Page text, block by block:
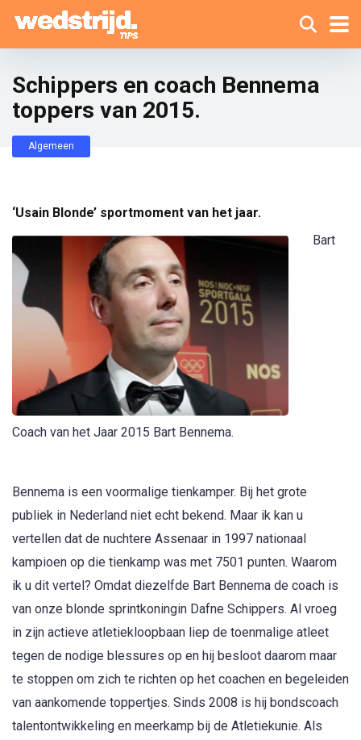
Schippers en coach Bennema
toppers van 2015.
Algemeen
‘Usain Blonde’ sportmoment van het jaar.
Coach van het Jaar 2015 Bart Bennema.
Bart
Bennema is een voormalige tienkamper. Bij het grote
publiek in Nederland niet echt bekend. Maar ik kan u
vertellen dat de nuchtere Assenaar in 1997 nationaal
kampioen op die tienkamp was met 7501 punten. Waarom
ik u dit vertel? Omdat diezelfde Bart Bennema de coach is
van onze blonde sprintkoningin Dafne Schippers. Al vroeg
in zijn actieve atletiekloopbaan liep de toenmalige atleet
tegen de nodige blessures op en hij besloot daarom maar
te stoppen om zich te richten op het coachen en begeleiden
van aankomende toppertjes. Sinds 2008 is hij bondscoach
talentontwikkeling en meerkamp bij de Atletiekunie. Als